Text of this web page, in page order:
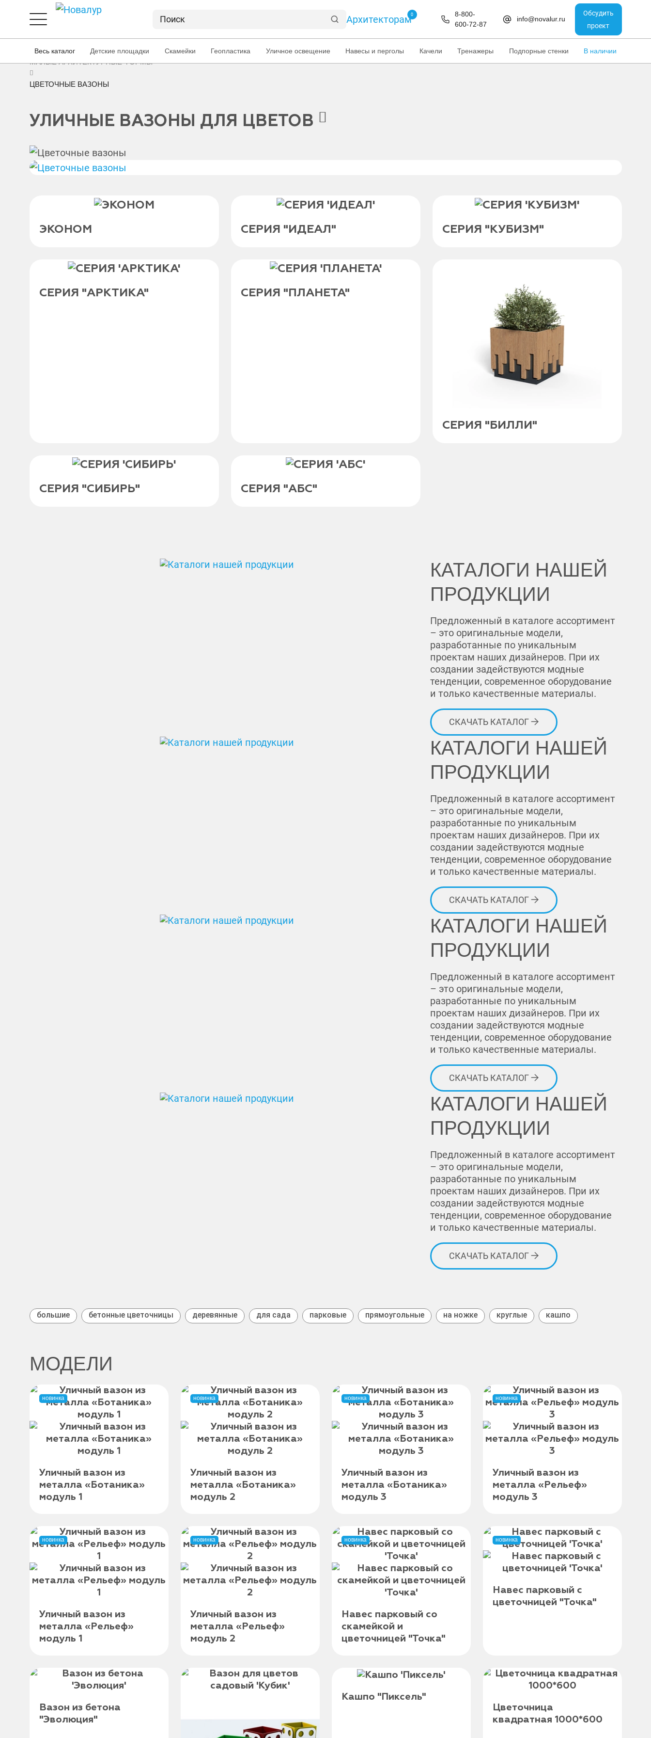
Архитекторам0
8-800-
600-72-87
info@novalur.ru
Обсудить
проект
Весь каталог Детские площадки Скамейки Геопластика Уличное освещение Навесы и перголы Качели Тренажеры Подпорные стенки В наличии
ГЛАВНАЯ
ПРОДУКЦИЯ
МАЛЫЕ АРХИТЕКТУРНЫЕ ФОРМЫ
ЦВЕТОЧНЫЕ ВАЗОНЫ
УЛИЧНЫЕ ВАЗОНЫ ДЛЯ ЦВЕТОВ
ЭКОНОМ СЕРИЯ "ИДЕАЛ" СЕРИЯ "КУБИЗМ"
СЕРИЯ "АРКТИКА" СЕРИЯ "ПЛАНЕТА"
СЕРИЯ "БИЛЛИ"
СЕРИЯ "СИБИРЬ" СЕРИЯ "АБС"
КАТАЛОГИ НАШЕЙ
ПРОДУКЦИИ
Предложенный в каталоге ассортимент
– это оригинальные модели,
разработанные по уникальным
проектам наших дизайнеров. При их
создании задействуются модные
тенденции, современное оборудование
и только качественные материалы.
СКАЧАТЬ КАТАЛОГ
КАТАЛОГИ НАШЕЙ
ПРОДУКЦИИ
Предложенный в каталоге ассортимент
– это оригинальные модели,
разработанные по уникальным
проектам наших дизайнеров. При их
создании задействуются модные
тенденции, современное оборудование
и только качественные материалы.
СКАЧАТЬ КАТАЛОГ
КАТАЛОГИ НАШЕЙ
ПРОДУКЦИИ
Предложенный в каталоге ассортимент
– это оригинальные модели,
разработанные по уникальным
проектам наших дизайнеров. При их
создании задействуются модные
тенденции, современное оборудование
и только качественные материалы.
СКАЧАТЬ КАТАЛОГ
КАТАЛОГИ НАШЕЙ
ПРОДУКЦИИ
Предложенный в каталоге ассортимент
– это оригинальные модели,
разработанные по уникальным
проектам наших дизайнеров. При их
создании задействуются модные
тенденции, современное оборудование
и только качественные материалы.
СКАЧАТЬ КАТАЛОГ
большие бетонные цветочницы деревянные для сада парковые прямоугольные на ножке круглые кашпо
МОДЕЛИ
новинка
Уличный вазон из
металла «Ботаника»
модуль 1
новинка
Уличный вазон из
металла «Ботаника»
модуль 2
новинка
Уличный вазон из
металла «Ботаника»
модуль 3
новинка
Уличный вазон из
металла «Рельеф»
модуль 3
новинка
Уличный вазон из
металла «Рельеф»
модуль 1
новинка
Уличный вазон из
металла «Рельеф»
модуль 2
новинка
Навес парковый со
скамейкой и
цветочницей "Точка"
новинка
Навес парковый с
цветочницей "Точка"
Вазон из бетона
"Эволюция"
Кашпо "Пиксель"
Цветочница
квадратная 1000*600